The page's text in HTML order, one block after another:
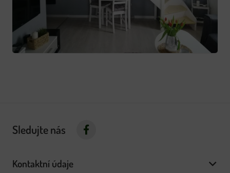
Sledujte nás
Kontaktní údaje